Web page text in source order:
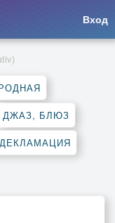
Вход
ДЖАЗ, БЛЮЗ